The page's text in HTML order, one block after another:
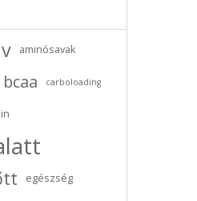
aminósavak
bcaa carboloading
egészség